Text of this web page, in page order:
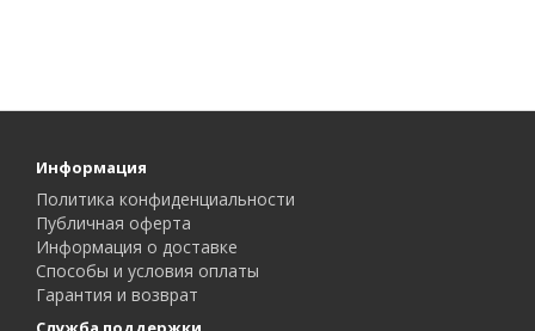
Информация
Политика конфиденциальности
Публичная оферта
Информация о доставке
Способы и условия оплаты
Гарантия и возврат